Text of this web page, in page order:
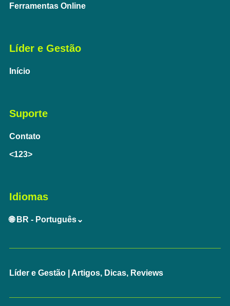
Ferramentas Online
Líder e Gestão
Início
Suporte
Contato
<123>
Idiomas
🌐 BR - Português⌄
Líder e Gestão | Artigos, Dicas, Reviews